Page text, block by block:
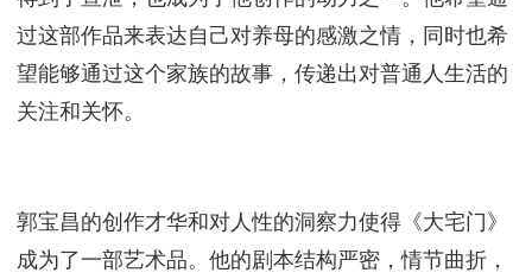
这部剧不仅展现了上海旧社会的风云变幻，更深入探
讨了人性的复杂和社会的不公，使观众在感受故事的
同时也能对社会现实有所思考。相比于《红楼梦》那